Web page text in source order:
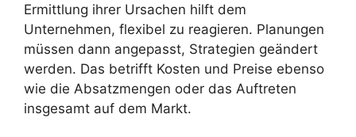
Ermittlung ihrer Ursachen hilft dem
Unternehmen, flexibel zu reagieren. Planungen
müssen dann angepasst, Strategien geändert
werden. Das betrifft Kosten und Preise ebenso
wie die Absatzmengen oder das Auftreten
insgesamt auf dem Markt.